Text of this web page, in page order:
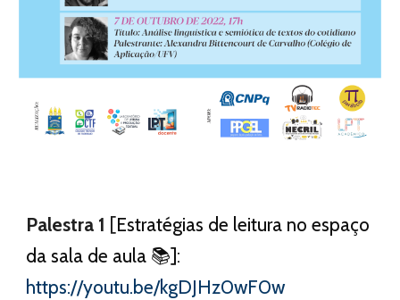
Palestra 1 [Estratégias de leitura no espaço
da sala de aula 📚]:
https://youtu.be/kgDJHz0wF0w